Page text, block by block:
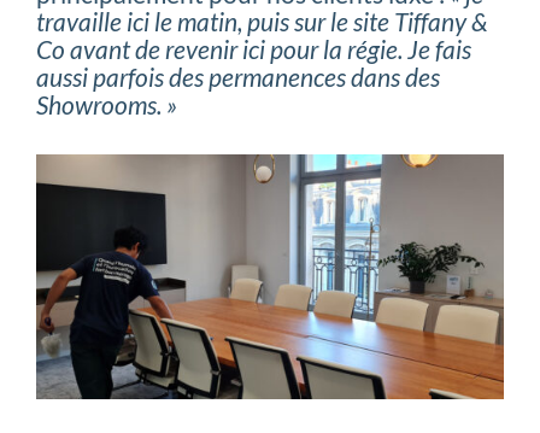
travaille ici le matin, puis sur le site Tiffany &
Co avant de revenir ici pour la régie. Je fais
aussi parfois des permanences dans des
Showrooms. »